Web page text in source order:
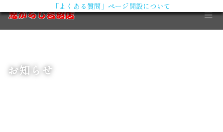
「よくある質問」ページ開設について
お知らせ